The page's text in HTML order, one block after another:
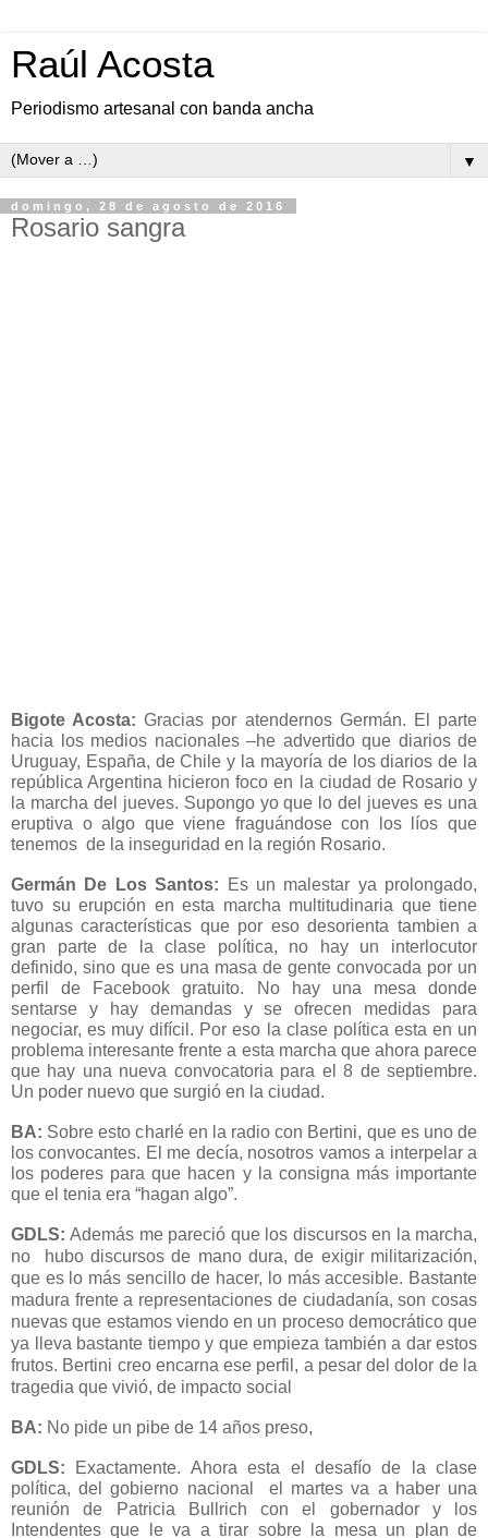
Raúl Acosta
Periodismo artesanal con banda ancha
▼
domingo, 28 de agosto de 2016
Rosario sangra
Bigote Acosta: Gracias por atendernos Germán. El parte
hacia los medios nacionales –he advertido que diarios de
Uruguay, España, de Chile y la mayoría de los diarios de la
república Argentina hicieron foco en la ciudad de Rosario y
la marcha del jueves. Supongo yo que lo del jueves es una
eruptiva o algo que viene fraguándose con los líos que
tenemos de la inseguridad en la región Rosario.
Germán De Los Santos: Es un malestar ya prolongado,
tuvo su erupción en esta marcha multitudinaria que tiene
algunas características que por eso desorienta tambien a
gran parte de la clase política, no hay un interlocutor
definido, sino que es una masa de gente convocada por un
perfil de Facebook gratuito. No hay una mesa donde
sentarse y hay demandas y se ofrecen medidas para
negociar, es muy difícil. Por eso la clase política esta en un
problema interesante frente a esta marcha que ahora parece
que hay una nueva convocatoria para el 8 de septiembre.
Un poder nuevo que surgió en la ciudad.
BA: Sobre esto charlé en la radio con Bertini, que es uno de
los convocantes. El me decía, nosotros vamos a interpelar a
los poderes para que hacen y la consigna más importante
que el tenia era “hagan algo”.
GDLS: Además me pareció que los discursos en la marcha,
no hubo discursos de mano dura, de exigir militarización,
que es lo más sencillo de hacer, lo más accesible. Bastante
madura frente a representaciones de ciudadanía, son cosas
nuevas que estamos viendo en un proceso democrático que
ya lleva bastante tiempo y que empieza también a dar estos
frutos. Bertini creo encarna ese perfil, a pesar del dolor de la
tragedia que vivió, de impacto social
BA: No pide un pibe de 14 años preso,
GDLS: Exactamente. Ahora esta el desafío de la clase
política, del gobierno nacional el martes va a haber una
reunión de Patricia Bullrich con el gobernador y los
Intendentes que le va a tirar sobre la mesa un plan de